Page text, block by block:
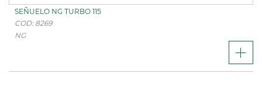
SEÑUELO NG TURBO 115
COD: 8269
NG